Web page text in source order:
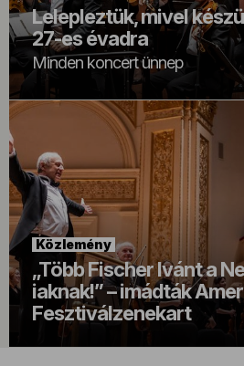
Lelepleztük, mivel
27-es évadra
Minden koncert ünnep
Közlemény
„Több Fischer Ivánt a
iaknak!” – imádták
Fesztiválzenekart